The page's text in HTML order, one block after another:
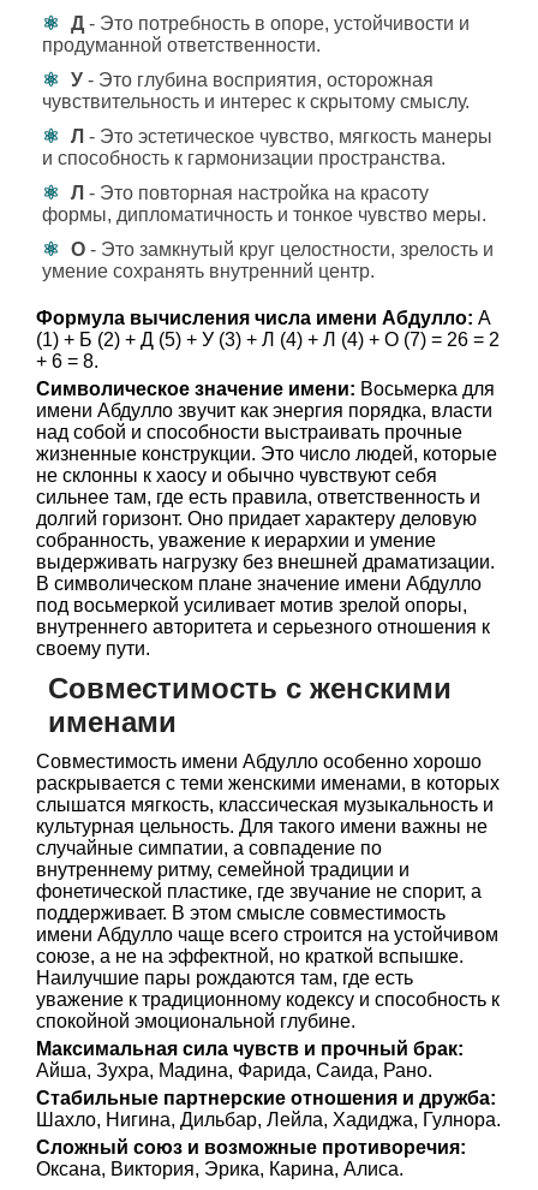
Д - Это потребность в опоре, устойчивости и
продуманной ответственности.
У - Это глубина восприятия, осторожная
чувствительность и интерес к скрытому смыслу.
Л - Это эстетическое чувство, мягкость манеры
и способность к гармонизации пространства.
Л - Это повторная настройка на красоту
формы, дипломатичность и тонкое чувство меры.
О - Это замкнутый круг целостности, зрелость и
умение сохранять внутренний центр.
Формула вычисления числа имени Абдулло: А
(1) + Б (2) + Д (5) + У (3) + Л (4) + Л (4) + О (7) = 26 = 2
+ 6 = 8.
Символическое значение имени: Восьмерка для
имени Абдулло звучит как энергия порядка, власти
над собой и способности выстраивать прочные
жизненные конструкции. Это число людей, которые
не склонны к хаосу и обычно чувствуют себя
сильнее там, где есть правила, ответственность и
долгий горизонт. Оно придает характеру деловую
собранность, уважение к иерархии и умение
выдерживать нагрузку без внешней драматизации.
В символическом плане значение имени Абдулло
под восьмеркой усиливает мотив зрелой опоры,
внутреннего авторитета и серьезного отношения к
своему пути.
Совместимость с женскими
именами
Совместимость имени Абдулло особенно хорошо
раскрывается с теми женскими именами, в которых
слышатся мягкость, классическая музыкальность и
культурная цельность. Для такого имени важны не
случайные симпатии, а совпадение по
внутреннему ритму, семейной традиции и
фонетической пластике, где звучание не спорит, а
поддерживает. В этом смысле совместимость
имени Абдулло чаще всего строится на устойчивом
союзе, а не на эффектной, но краткой вспышке.
Наилучшие пары рождаются там, где есть
уважение к традиционному кодексу и способность к
спокойной эмоциональной глубине.
Максимальная сила чувств и прочный брак:
Айша, Зухра, Мадина, Фарида, Саида, Рано.
Стабильные партнерские отношения и дружба:
Шахло, Нигина, Дильбар, Лейла, Хадиджа, Гулнора.
Сложный союз и возможные противоречия:
Оксана, Виктория, Эрика, Карина, Алиса.